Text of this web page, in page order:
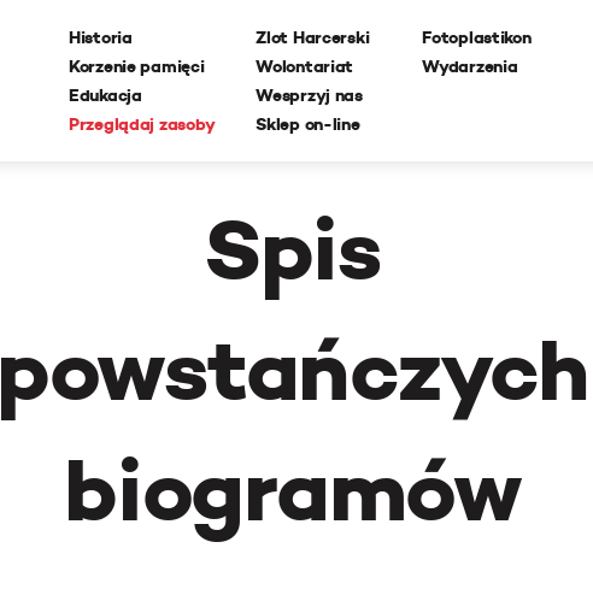
Historia
Korzenie pamięci
Edukacja
Przeglądaj zasoby
Zlot Harcerski
Wolontariat
Wesprzyj nas
Sklep on-line
Fotoplastikon
Wydarzenia
Spis
powstańczych
biogramów